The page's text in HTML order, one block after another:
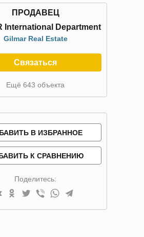
ПРОДАВЕЦ
International Department
Gilmar Real Estate
Связаться
Ещё 643 объекта
В ИЗБРАННОЕ
К СРАВНЕНИЮ
Поделитесь: